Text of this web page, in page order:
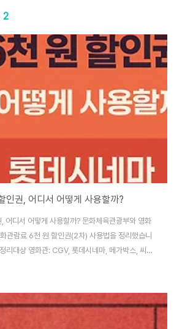
2
인권, 어디서 어떻게 사용할까?
어디서 어떻게 사용할까? 문화체육관광부와 영화
관람료 6천 원 할인권(2차) 사용법을 정리했습니
리대상 영화관: CGV, 롯데시네마, 메가박스, 씨네
라인 회원 쿠폰함에 자동 지급 → 예매 시 선착순
현장 발권 가능한 곳도 있으니 확인하세요. 영화관
CGVCGV 앱 또는 웹에서 예매 시, 결제 단계에서